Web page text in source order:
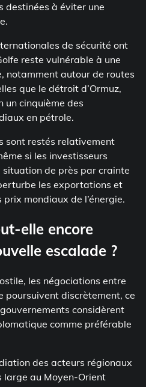
destinées à éviter une
de sécurité ont
reste vulnérable à une
notamment autour de routes
que le détroit d’Ormuz,
un cinquième des
en pétrole.
sont restés relativement
si les investisseurs
de près par crainte
les exportations et
prix mondiaux de l’énergie.
elle encore
escalade ?
les négociations entre
poursuivent discrètement, ce
considèrent
comme préférable
des acteurs régionaux
large au Moyen-Orient